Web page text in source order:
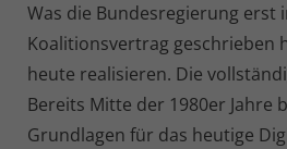
Was die Bundesregierung erst
Koalitionsvertrag geschrieben
heute realisieren. Die
Bereits Mitte der 1980er Jahre
Grundlagen für das heutige